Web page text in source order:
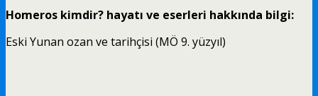
Homeros kimdir? hayatı ve eserleri hakkında bilgi:
Eski Yunan ozan ve tarihçisi (MÖ 9. yüzyıl)